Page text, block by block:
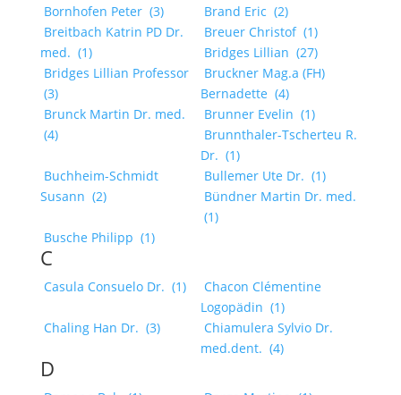
Bornhofen Peter (3) Brand Eric (2)
Breitbach Katrin PD Dr.
med. (1)
Breuer Christof (1)
Bridges Lillian (27)
Bridges Lillian Professor
(3)
Bruckner Mag.a (FH)
Bernadette (4)
Brunck Martin Dr. med.
(4)
Brunner Evelin (1)
Brunnthaler-Tscherteu R.
Dr. (1)
Buchheim-Schmidt
Susann (2)
Bullemer Ute Dr. (1)
Bündner Martin Dr. med.
(1)
Busche Philipp (1)
C
Casula Consuelo Dr. (1)
Chacon Clémentine
Logopädin (1)
Chaling Han Dr. (3)
Chiamulera Sylvio Dr.
med.dent. (4)
D